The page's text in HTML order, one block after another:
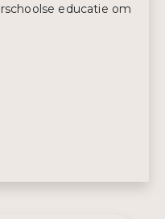
educatie om